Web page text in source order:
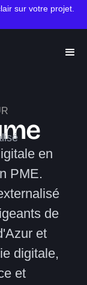
sur votre projet.
en
PME.
de
et
digitale,
et